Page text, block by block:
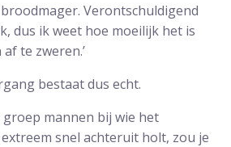
Verontschuldigend
dus ik weet hoe moeilijk het is
te zweren.’
bestaat dus echt.
groep mannen bij wie het
snel achteruit holt, zou je